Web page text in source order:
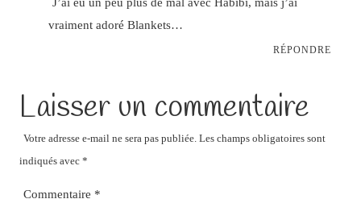
vraiment adoré Blankets…
RÉPONDRE
Laisser un commentaire
Votre adresse e-mail ne sera pas publiée. Les champs obligatoires sont
indiqués avec *
Commentaire *